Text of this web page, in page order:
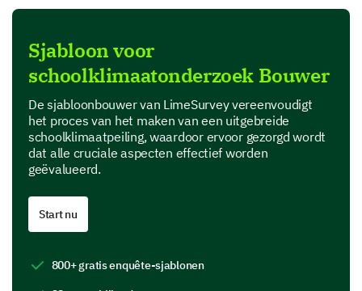
Evaluating School Safety
Please help us understand your perspective on
school safety.
Rate the effectiveness of the school's response
to bullying and safety concerns.
a. Responsiveness to bullying
b. Responsiveness to safety concerns
Sjabloon voor
schoolklimaatonderzoek Bouwer
De sjabloonbouwer van LimeSurvey vereenvoudigt
het proces van het maken van een uitgebreide
schoolklimaatpeiling, waardoor ervoor gezorgd wordt
dat alle cruciale aspecten effectief worden
geëvalueerd.
Start nu
800+ gratis enquête-sjablonen